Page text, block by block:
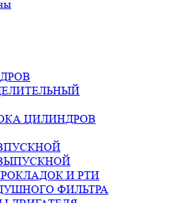
ЦИЛИНДРОВ
И РТИ
ФИЛЬТРА